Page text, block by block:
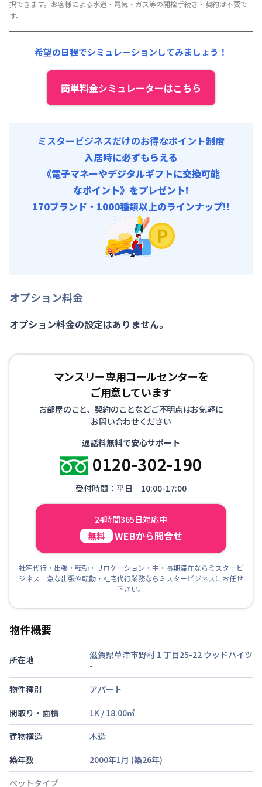
賃料 : 105,000円/月 (3,500円/日)
光熱費他 :
その他費用 :
800円/月
手数料 : 3,000円/回 (税抜)
択できます。お客様による水道・電気・ガス等の開栓手続き・契約は不要で
す。
希望の日程でシミュレーションしてみましょう！
簡単料金シミュレーターはこちら
ミスタービジネスだけのお得なポイント制度
入居時に必ずもらえる
《電子マネーやデジタルギフトに交換可能
なポイント》をプレゼント!
170ブランド・1000種類以上のラインナップ!!
オプション料金
オプション料金の設定はありません。
マンスリー専用コールセンターを
ご用意しています
お部屋のこと、契約のことなどご不明点はお気軽に
お問い合わせください
通話料無料で安心サポート
0120-302-190
受付時間：平日 10:00-17:00
24時間365日対応中
無料 WEBから問合せ
社宅代行・出張・転勤・リロケーション・中・長期滞在ならミスタービ
ジネス 急な出張や転勤・社宅代行業務ならミスタービジネスにお任せ
下さい。
物件概要
所在地
滋賀県草津市野村１丁目25-22 ウッドハイツ
-
物件種別
アパート
間取り・面積
1K / 18.00㎡
建物構造
木造
築年数
2000年1月 (築26年)
ベットタイプ